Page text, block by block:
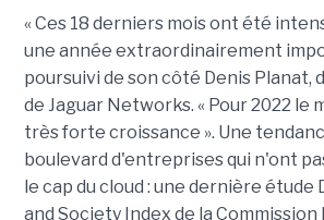
« Ces 18 derniers mois ont été
une année extraordinairement
poursuivi de son côté Denis Planat,
de Jaguar Networks. « Pour 2022 le
très forte croissance ». Une
boulevard d'entreprises qui n'ont
le cap du cloud : une dernière étude
and Society Index de la